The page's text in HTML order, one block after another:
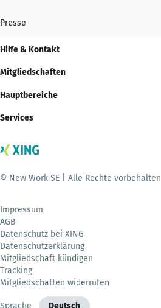
Presse
Hilfe & Kontakt
Mitgliedschaften
Hauptbereiche
Services
© New Work SE | Alle Rechte vorbehalten
Impressum
AGB
Datenschutz bei XING
Datenschutzerklärung
Mitgliedschaft kündigen
Tracking
Mitgliedschaften widerrufen
Sprache Deutsch